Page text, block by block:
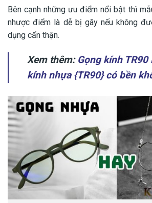
Bên cạnh những ưu điểm nổi bật thì
nhược điểm là dễ bị gãy nếu không
dụng cẩn thận.
Xem thêm: Gọng kính TR90
kính nhựa {TR90} có bền